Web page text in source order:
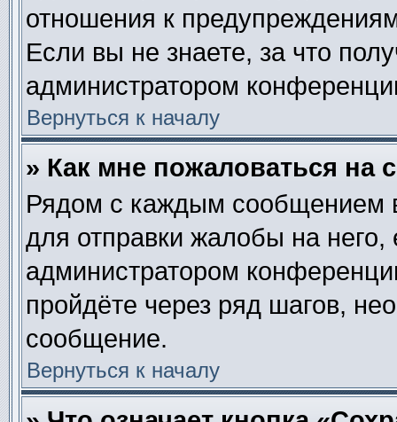
отношения к
Если вы не знаете, за что
администратором
Вернуться к началу
» Как мне пожаловаться на
Рядом с каждым сообщением
для отправки жалобы на него,
администратором
пройдёте через ряд шагов,
сообщение.
Вернуться к началу